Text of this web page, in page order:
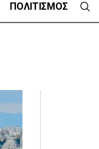
ΠΟΛΙΤΙΣΜΟΣ